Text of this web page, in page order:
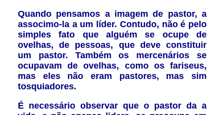
Quando pensamos a imagem de pastor, a
associmo-la a um líder. Contudo, não é pelo
simples fato que alguém se ocupe de
ovelhas, de pessoas, que deve constituir
um pastor. Também os mercenários se
ocupavam de ovelhas, como os fariseus,
mas eles não eram pastores, mas sim
tosquiadores.
É necessário observar que o pastor da a